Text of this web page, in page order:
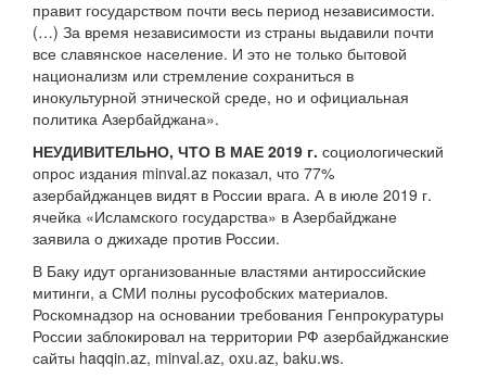
правит государством почти весь период независимости.
(…) За время независимости из страны выдавили почти
все славянское население. И это не только бытовой
национализм или стремление сохраниться в
инокультурной этнической среде, но и официальная
политика Азербайджана».
НЕУДИВИТЕЛЬНО, ЧТО В МАЕ 2019 г. социологический
опрос издания minval.az показал, что 77%
азербайджанцев видят в России врага. А в июле 2019 г.
ячейка «Исламского государства» в Азербайджане
заявила о джихаде против России.
В Баку идут организованные властями антироссийские
митинги, а СМИ полны русофобских материалов.
Роскомнадзор на основании требования Генпрокуратуры
России заблокировал на территории РФ азербайджанские
сайты haqqin.az, minval.az, oxu.az, baku.ws.